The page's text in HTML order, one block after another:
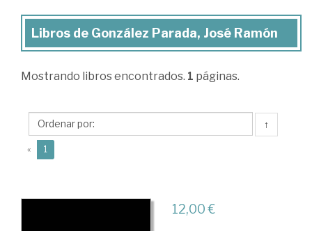
Libros
González
José
Ramón
Libros de González Parada, José Ramón
Mostrando libros encontrados. 1 páginas.
↑
« 1
12,00 €